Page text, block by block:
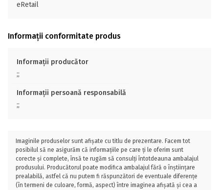
eRetail
Informații conformitate produs
Informații producător
;;
Informații persoană responsabilă
;;
Imaginile produselor sunt afișate cu titlu de prezentare. Facem tot
posibilul să ne asigurăm că informațiile pe care ți le oferim sunt
corecte și complete, însă te rugăm să consulți întotdeauna ambalajul
produsului. Producătorul poate modifica ambalajul fără o înștiințare
prealabilă, astfel că nu putem fi răspunzători de eventuale diferențe
(în termeni de culoare, formă, aspect) între imaginea afișată și cea a